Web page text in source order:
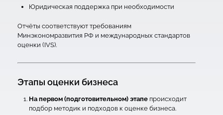
Юридическая поддержка при необходимости
Отчёты соответствуют требованиям
Минэкономразвития РФ и международных стандартов
оценки (IVS).
Этапы оценки бизнеса
На первом (подготовительном) этапепроисходит
подбор методик и подходов к оценке бизнеса.